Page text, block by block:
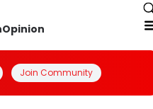
Opinion
Join Community